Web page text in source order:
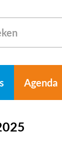
Agenda